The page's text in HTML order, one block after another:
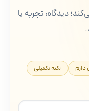
دیدگاه، تجربه یا
دارم
نکته تکمیلی